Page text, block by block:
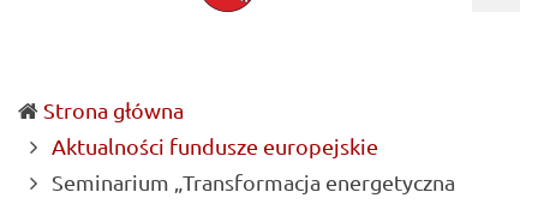
Strona główna
Aktualności fundusze europejskie
Seminarium „Transformacja energetyczna